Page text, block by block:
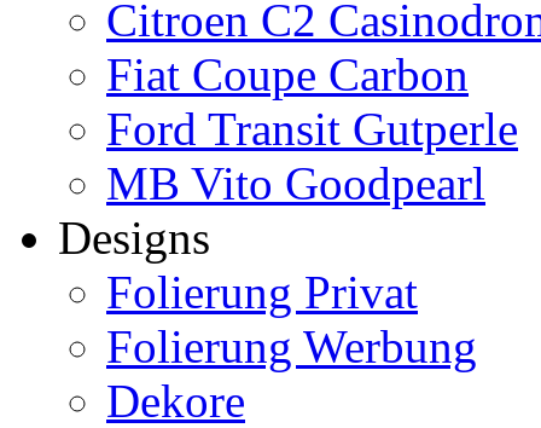
Citroen C2
Fiat Coupe Carbon
Ford Transit Gutperle
MB Vito Goodpearl
Designs
Folierung Privat
Folierung Werbung
Dekore